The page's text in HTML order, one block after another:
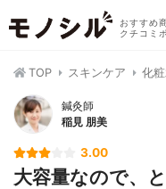
おすすめ
クチコミ
TOP スキンケア 化
鍼灸師
稲見 朋美
3.00
大容量なので、